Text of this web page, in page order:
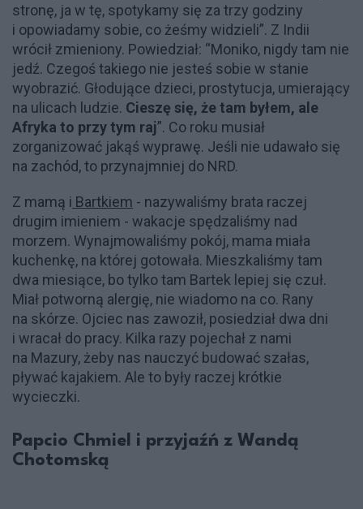
stronę, ja w tę, spotykamy się za trzy godziny
i opowiadamy sobie, co żeśmy widzieli”. Z Indii
wrócił zmieniony. Powiedział: “Moniko, nigdy tam nie
jedź. Czegoś takiego nie jesteś sobie w stanie
wyobrazić. Głodujące dzieci, prostytucja, umierający
na ulicach ludzie. Cieszę się, że tam byłem, ale
Afryka to przy tym raj”. Co roku musiał
zorganizować jakąś wyprawę. Jeśli nie udawało się
na zachód, to przynajmniej do NRD.
Z mamą i Bartkiem - nazywaliśmy brata raczej
drugim imieniem - wakacje spędzaliśmy nad
morzem. Wynajmowaliśmy pokój, mama miała
kuchenkę, na której gotowała. Mieszkaliśmy tam
dwa miesiące, bo tylko tam Bartek lepiej się czuł.
Miał potworną alergię, nie wiadomo na co. Rany
na skórze. Ojciec nas zawoził, posiedział dwa dni
i wracał do pracy. Kilka razy pojechał z nami
na Mazury, żeby nas nauczyć budować szałas,
pływać kajakiem. Ale to były raczej krótkie
wycieczki.
Papcio Chmiel i przyjaźń z Wandą
Chotomską